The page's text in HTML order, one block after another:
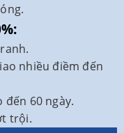
nhiều điềm đến
60 ngày.
trội.